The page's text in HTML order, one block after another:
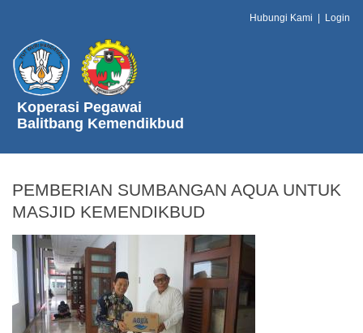
Hubungi Kami Login
Koperasi Pegawai
Balitbang Kemendikbud
PEMBERIAN SUMBANGAN AQUA UNTUK
MASJID KEMENDIKBUD